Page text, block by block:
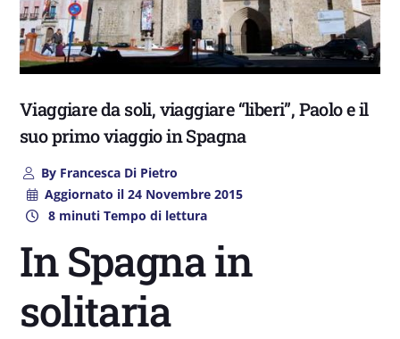
Viaggiare da soli, viaggiare “liberi”, Paolo e il
suo primo viaggio in Spagna
ByFrancesca Di Pietro
Aggiornato il24 Novembre 2015
8 minuti Tempo di lettura
In Spagna in
solitaria